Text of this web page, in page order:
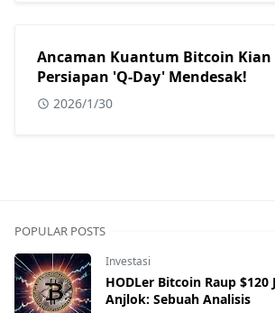
Ancaman Kuantum Bitcoin Kian
Persiapan 'Q-Day' Mendesak!
2026/1/30
POPULAR POSTS
Investasi
HODLer Bitcoin Raup $120
Anjlok: Sebuah Analisis